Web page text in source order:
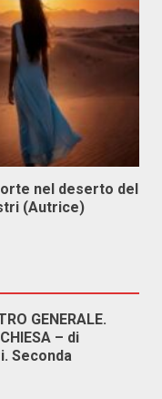
nel deserto del
(Autrice)
GENERALE.
– di
Seconda